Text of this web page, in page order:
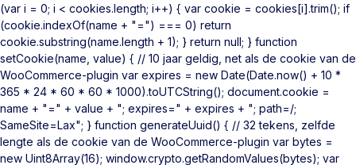
(var i = 0; i < cookies.length; i++) { var cookie = cookies[i].trim(); if
(cookie.indexOf(name + "=") === 0) return
cookie.substring(name.length + 1); } return null; } function
setCookie(name, value) { // 10 jaar geldig, net als de cookie van de
WooCommerce-plugin var expires = new Date(Date.now() + 10 *
365 * 24 * 60 * 60 * 1000).toUTCString(); document.cookie =
name + "=" + value + "; expires=" + expires + "; path=/;
SameSite=Lax"; } function generateUuid() { // 32 tekens, zelfde
lengte als de cookie van de WooCommerce-plugin var bytes =
new Uint8Array(16); window.crypto.getRandomValues(bytes); var